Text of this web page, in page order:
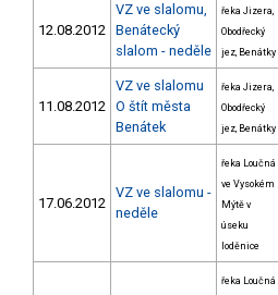
12.08.2012
VZ ve slalomu,
Benátecký
slalom - neděle
řeka Jizera,
Obodřecký
jez, Benátky
11.08.2012
VZ ve slalomu
O štít města
Benátek
řeka Jizera,
Obodřecký
jez, Benátky
17.06.2012
VZ ve slalomu -
neděle
řeka Loučná
ve Vysokém
Mýtě v
úseku
loděnice
řeka Loučná